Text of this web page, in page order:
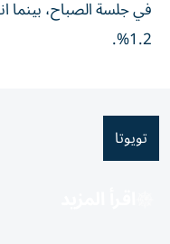
في جلسة الصباح،
1.2%.
تويوتا